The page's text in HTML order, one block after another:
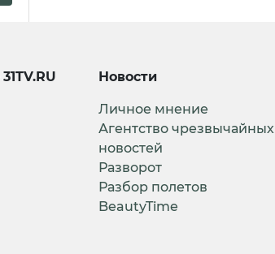
31TV.RU Новости
Личное мнение
Агентство чрезвычайных
новостей
Разворот
Разбор полетов
BeautyTime